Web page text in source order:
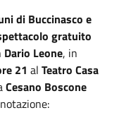
di Buccinasco e
gratuito
Dario Leone, in
21 al Teatro Casa
Cesano Boscone